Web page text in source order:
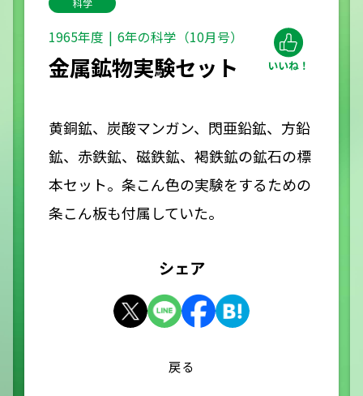
1965年度 6年の科学（10月号）
金属鉱物実験セット
黄銅鉱、炭酸マンガン、閃亜鉛鉱、方鉛
鉱、赤鉄鉱、磁鉄鉱、褐鉄鉱の鉱石の標
本セット。条こん色の実験をするための
条こん板も付属していた。
シェア
戻る